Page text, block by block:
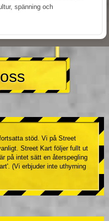
spänning och
stöd. Vi på Street
Street Kart följer fullt ut
på intet sätt en återspegling
(Vi erbjuder inte uthyrning